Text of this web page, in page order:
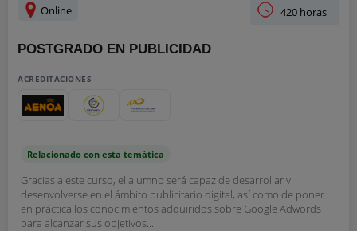
Online 420 horas
POSTGRADO EN PUBLICIDAD
ACREDITACIONES
Relacionado con esta temática
Gracias a este curso, el alumno será capaz de desarrollar y
desenvolverse en el ámbito publicitario digital, así como de poner
en práctica los conocimientos adquiridos sobre Google Adwords
para alcanzar sus objetivos....